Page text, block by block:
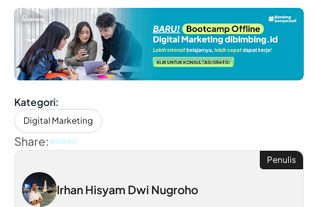
Kategori:
Digital Marketing
Share:
Penulis
Irhan Hisyam Dwi Nugroho